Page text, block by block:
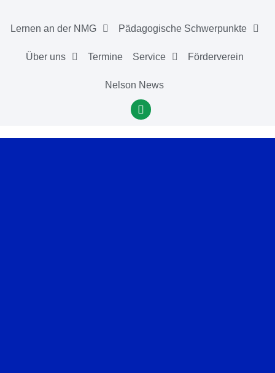
Lernen an der NMG Pädagogische Schwerpunkte
Über uns Termine Service Förderverein
Nelson News